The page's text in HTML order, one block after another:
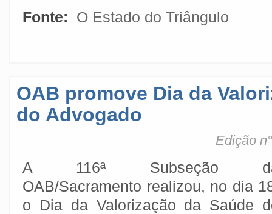
Fonte: O Estado do Triângulo
OAB promove Dia da
do Advogado
Edição
A 116ª Subseção
OAB/Sacramento realizou, no dia
o Dia da Valorização da Saúde